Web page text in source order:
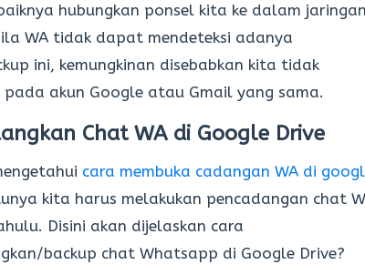
hubungkan ponsel kita ke dalam
WA tidak dapat mendeteksi adanya
ini, kemungkinan disebabkan kita tidak
pada akun Google atau Gmail yang sama.
Chat WA di Google Drive
cara membuka cadangan WA di
kita harus melakukan pencadangan chat
Disini akan dijelaskan cara
backup chat Whatsapp di Google Drive?